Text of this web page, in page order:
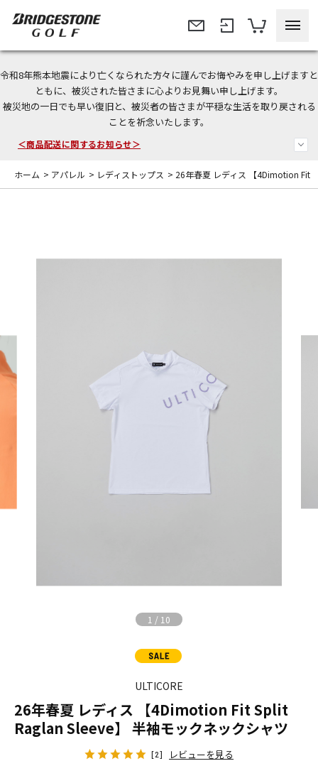
令和8年熊本地震により亡くなられた方々に謹んでお悔やみを申し上げますと
ともに、被災された皆さまに心よりお見舞い申し上げます。
被災地の一日でも早い復旧と、被災者の皆さまが平穏な生活を取り戻される
ことを祈念いたします。
＜夏季休暇中のご注文・発送・お問い合わせ＞
今なら新規会員登録で1,000円OFFクーポンプレゼント！
＜商品配送に関するお知らせ＞
ホーム > アパレル > レディストップス > 26年春夏 レディス 【4Dimotion Fit
1 / 10
ULTICORE
26年春夏 レディス 【4Dimotion Fit Split
Raglan Sleeve】 半袖モックネックシャツ
[2] レビューを見る